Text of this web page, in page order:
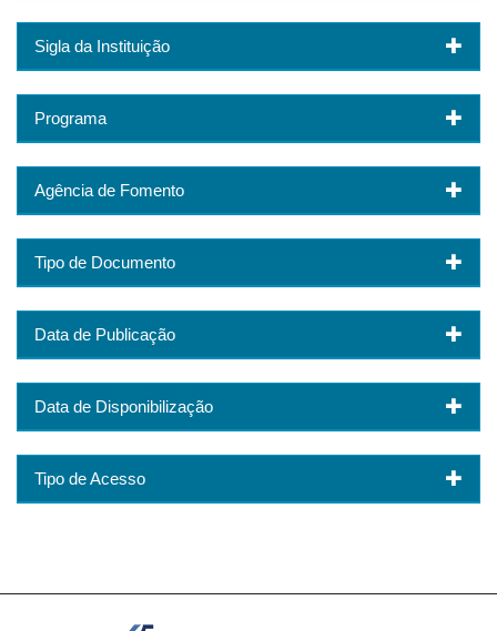
Sigla da Instituição
Programa
Agência de Fomento
Tipo de Documento
Data de Publicação
Data de Disponibilização
Tipo de Acesso